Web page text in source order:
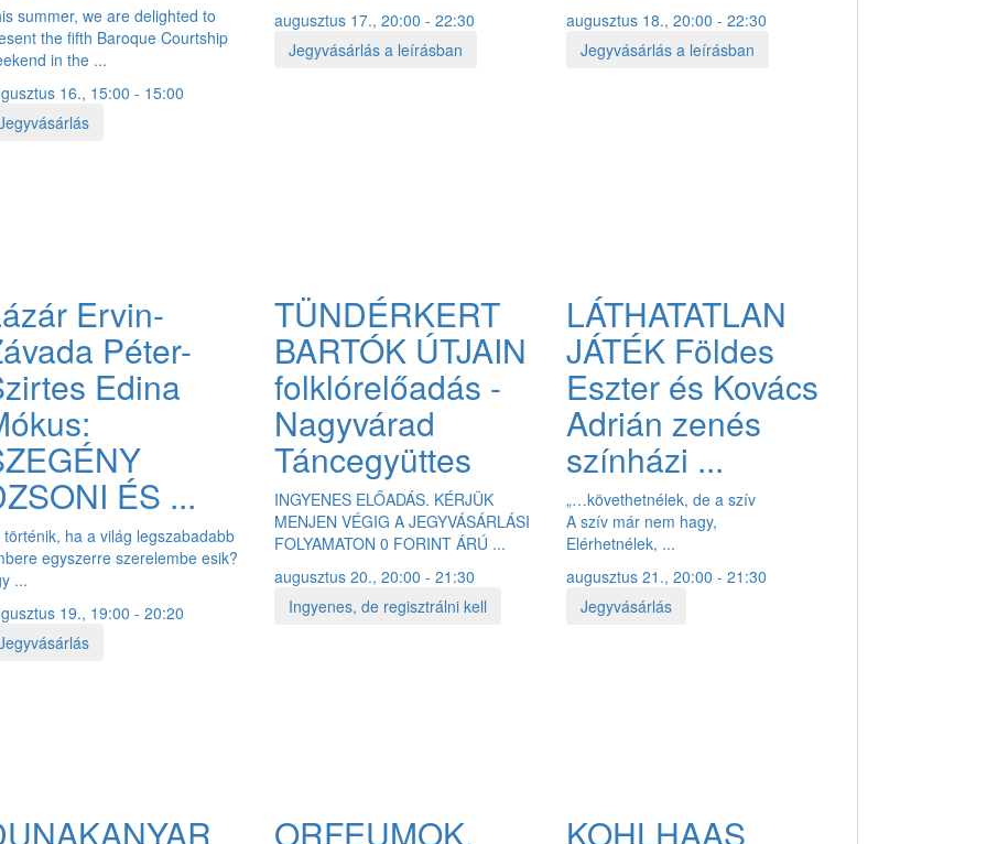
summer, we are delighted to
the fifth Baroque Courtship
in the ...
16., 15:00 - 15:00
augusztus 17., 20:00 - 22:30
Jegyvásárlás a leírásban
augusztus 18., 20:00 - 22:30
Jegyvásárlás a leírásban
Ervin-
Péter-
Edina
ÉS ...
történik, ha a világ legszabadabb
egyszerre szerelembe esik?
...
19., 19:00 - 20:20
TÜNDÉRKERT
BARTÓK ÚTJAIN
folklórelőadás -
Nagyvárad
Táncegyüttes
INGYENES ELŐADÁS. KÉRJÜK
MENJEN VÉGIG A JEGYVÁSÁRLÁSI
FOLYAMATON 0 FORINT ÁRÚ ...
augusztus 20., 20:00 - 21:30
Ingyenes, de regisztrálni kell
LÁTHATATLAN
JÁTÉK Földes
Eszter és Kovács
Adrián zenés
színházi ...
„…követhetnélek, de a szív
A szív már nem hagy,
Elérhetnélek, ...
augusztus 21., 20:00 - 21:30
Jegyvásárlás
ORFEUMOK, KOHLHAAS